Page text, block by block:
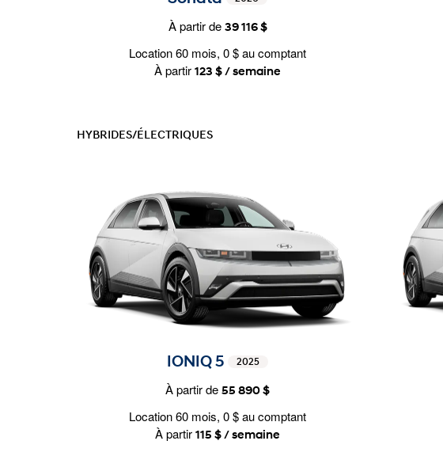
À partir de 39 116 $
Location 60 mois, 0 $ au comptant
À partir123 $ / semaine
HYBRIDES/ÉLECTRIQUES
IONIQ 5 2025
À partir de55 890 $
Location 60 mois, 0 $ au comptant
À partir115 $ / semaine